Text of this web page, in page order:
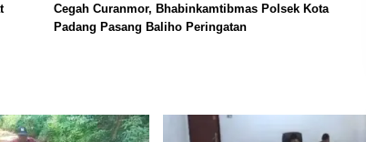
Cegah Curanmor, Bhabinkamtibmas Polsek Kota
Padang Pasang Baliho Peringatan